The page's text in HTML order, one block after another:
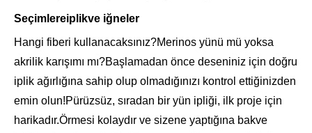
Seçimlereiplikve iğneler
Hangi fiberi kullanacaksınız?Merinos yünü mü yoksa
akrilik karışımı mı?Başlamadan önce deseniniz için doğru
iplik ağırlığına sahip olup olmadığınızı kontrol ettiğinizden
emin olun!Pürüzsüz, sıradan bir yün ipliği, ilk proje için
harikadır.Örmesi kolaydır ve sizene yaptığına bakve